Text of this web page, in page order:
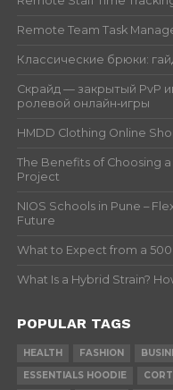
Remote Team Task
Классические брюки:
Скрайд — закрытый PvP
ролевой онлайн‑игры
HMDD Clothing Online
The Benefits of Choosing
Project
NIOS Schools in Pune –
Future
What to Expect from a 500
What Is a Hybrid Strain?
POPULAR TAGS
HEALTH FASHION
ESSENTIALS HOODIE